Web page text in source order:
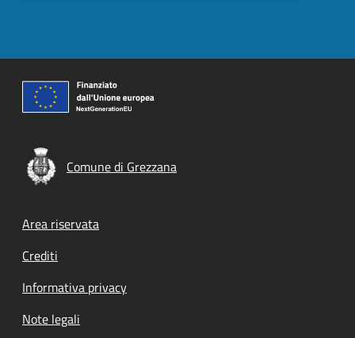
Comune di Grezzana
Footer menu
Area riservata
Crediti
Informativa privacy
Note legali